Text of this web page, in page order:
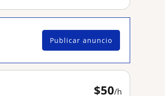
Publicar anuncio
$50/h